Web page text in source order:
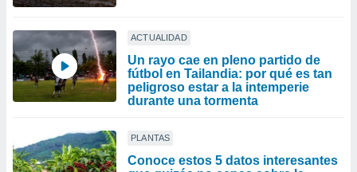
ACTUALIDAD
Un rayo cae en pleno partido de
fútbol en Tailandia: por qué es tan
peligroso estar a la intemperie
durante una tormenta
PLANTAS
Conoce estos 5 datos interesantes